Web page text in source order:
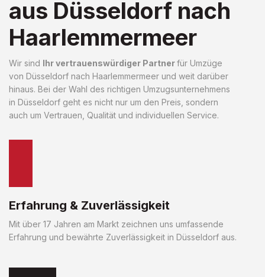
aus Düsseldorf nach
Haarlemmermeer
Wir sind Ihr vertrauenswürdiger Partnerfür Umzüge
von Düsseldorf nach Haarlemmermeer und weit darüber
hinaus. Bei der Wahl des richtigen Umzugsunternehmens
in Düsseldorf geht es nicht nur um den Preis, sondern
auch um Vertrauen, Qualität und individuellen Service.
Erfahrung & Zuverlässigkeit
Mit über 17 Jahren am Markt zeichnen uns umfassende
Erfahrung und bewährte Zuverlässigkeit in Düsseldorf aus.